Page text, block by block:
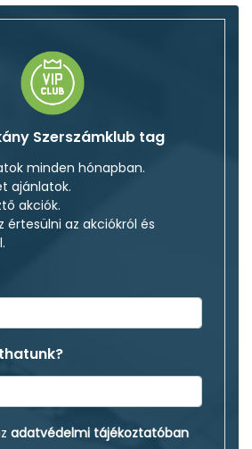
Szerszámklub tag
minden hónapban.
ajánlatok.
akciók.
értesülni az akciókról és
adatvédelmi tájékoztatóban